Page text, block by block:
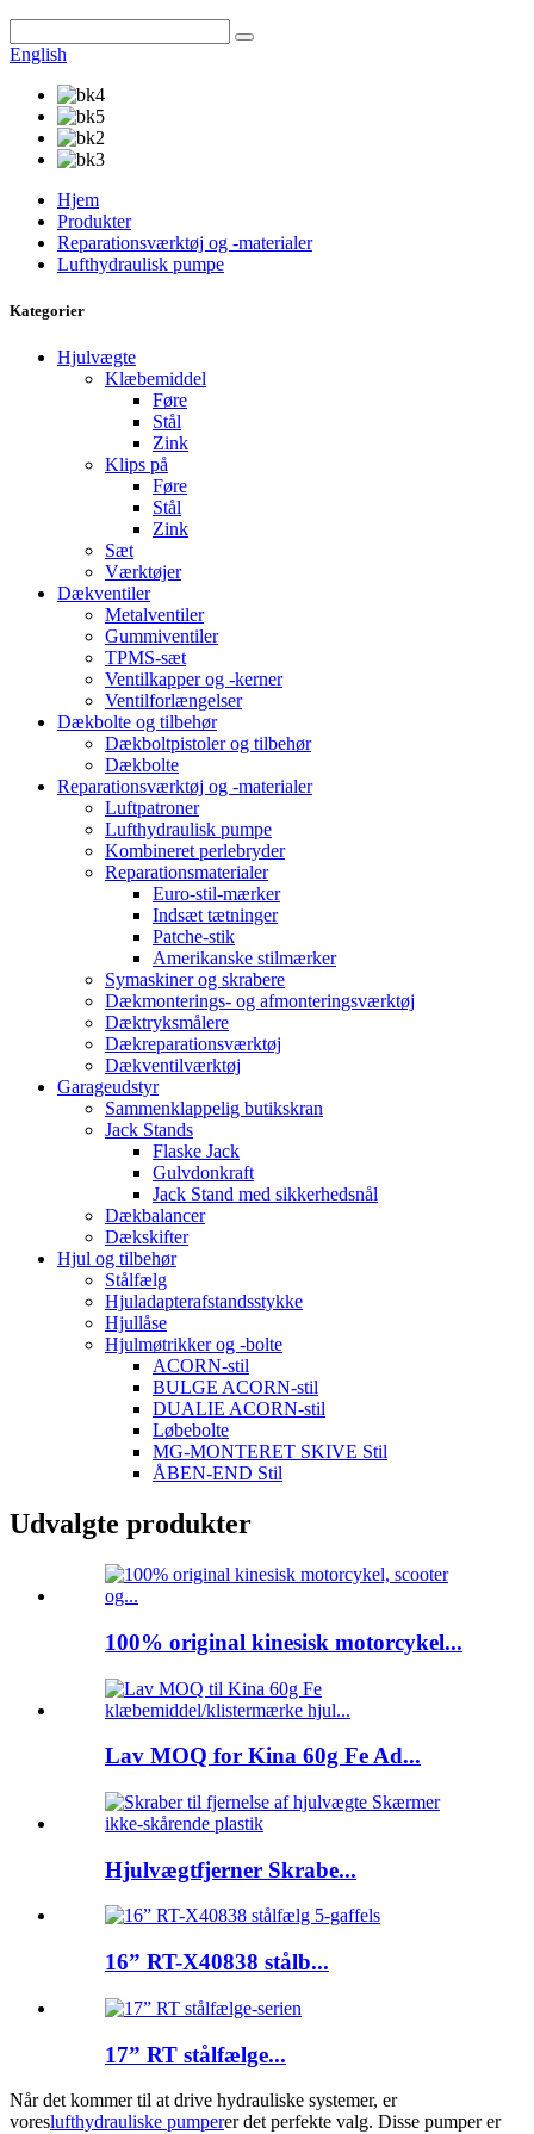
English
Hjem
Produkter
Reparationsværktøj og -materialer
Lufthydraulisk pumpe
Kategorier
Hjulvægte
Klæbemiddel
Føre
Stål
Zink
Klips på
Føre
Stål
Zink
Sæt
Værktøjer
Dækventiler
Metalventiler
Gummiventiler
TPMS-sæt
Ventilkapper og -kerner
Ventilforlængelser
Dækbolte og tilbehør
Dækboltpistoler og tilbehør
Dækbolte
Reparationsværktøj og -materialer
Luftpatroner
Lufthydraulisk pumpe
Kombineret perlebryder
Reparationsmaterialer
Euro-stil-mærker
Indsæt tætninger
Patche-stik
Amerikanske stilmærker
Symaskiner og skrabere
Dækmonterings- og afmonteringsværktøj
Dæktryksmålere
Dækreparationsværktøj
Dækventilværktøj
Garageudstyr
Sammenklappelig butikskran
Jack Stands
Flaske Jack
Gulvdonkraft
Jack Stand med sikkerhedsnål
Dækbalancer
Dækskifter
Hjul og tilbehør
Stålfælg
Hjuladapterafstandsstykke
Hjullåse
Hjulmøtrikker og -bolte
ACORN-stil
BULGE ACORN-stil
DUALIE ACORN-stil
Løbebolte
MG-MONTERET SKIVE Stil
ÅBEN-END Stil
Udvalgte produkter
100% original kinesisk motorcykel...
Lav MOQ for Kina 60g Fe Ad...
Hjulvægtfjerner Skrabe...
16” RT-X40838 stålb...
17” RT stålfælge...
Når det kommer til at drive hydrauliske systemer, er
voreslufthydrauliske pumperer det perfekte valg. Disse pumper er